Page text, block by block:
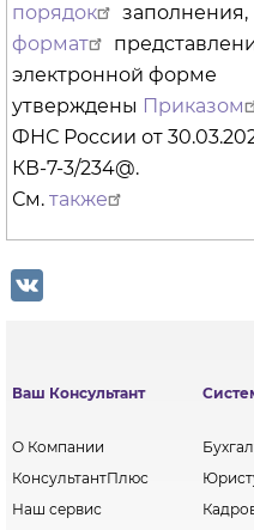
порядок
заполнения,
формат
электронной форме
утверждены Приказом
ФНС России от
КВ-7-3/234@.
См. также
Ваш Консультант
О Компании
КонсультантПлюс
Наш сервис